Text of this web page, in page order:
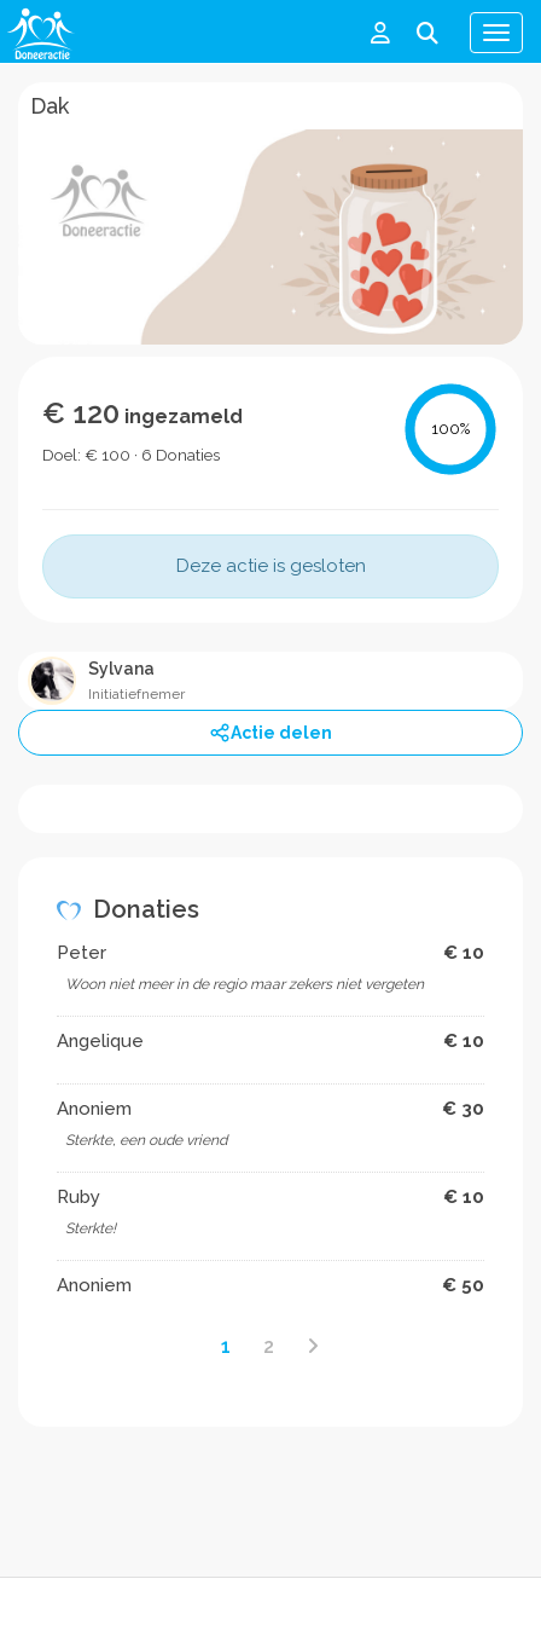
Menu
Dak
€ 120 ingezameld
Doel: € 100 · 6 Donaties
100%
Deze actie is gesloten
Sylvana
Initiatiefnemer
Actie delen
Donaties
Peter € 10
Woon niet meer in de regio maar zekers niet vergeten
Angelique € 10
Anoniem € 30
Sterkte, een oude vriend
Ruby € 10
Sterkte!
Anoniem € 50
1 2